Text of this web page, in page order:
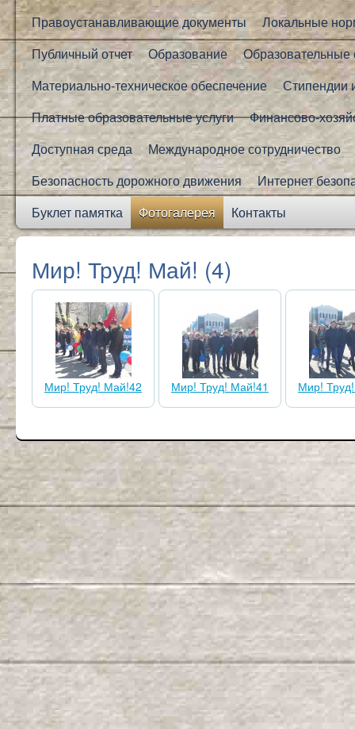
Правоустанавливающие документы
Локальные
Публичный отчет
Образование
Образовательные
Материально-техническое обеспечение
Стипендии
Платные образовательные услуги
Финансово-
Доступная среда
Международное сотрудничество
Безопасность дорожного движения
Интернет
Буклет памятка
Фотогалерея Контакты
Мир! Труд! Май! (4)
Мир! Труд! Май!42 Мир! Труд! Май!41 Мир!